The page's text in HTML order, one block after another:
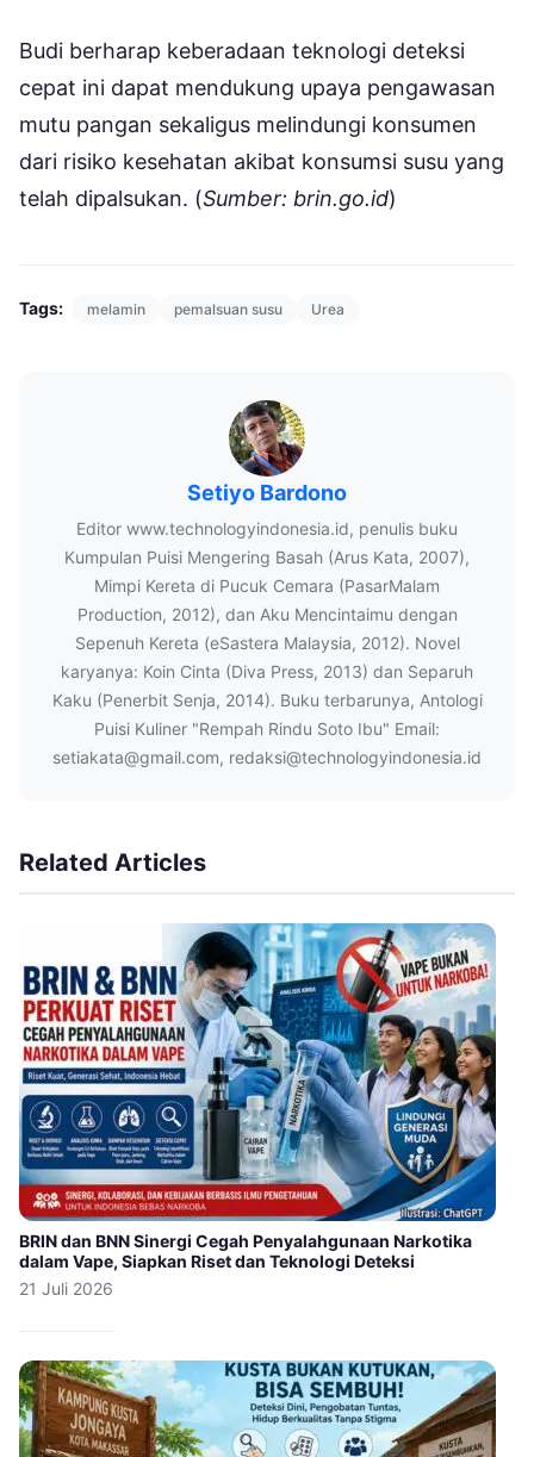
Budi berharap keberadaan teknologi deteksi
cepat ini dapat mendukung upaya pengawasan
mutu pangan sekaligus melindungi konsumen
dari risiko kesehatan akibat konsumsi susu yang
telah dipalsukan. (Sumber: brin.go.id)
Tags: melamin pemalsuan susu Urea
Setiyo Bardono
Editor www.technologyindonesia.id, penulis buku
Kumpulan Puisi Mengering Basah (Arus Kata, 2007),
Mimpi Kereta di Pucuk Cemara (PasarMalam
Production, 2012), dan Aku Mencintaimu dengan
Sepenuh Kereta (eSastera Malaysia, 2012). Novel
karyanya: Koin Cinta (Diva Press, 2013) dan Separuh
Kaku (Penerbit Senja, 2014). Buku terbarunya, Antologi
Puisi Kuliner "Rempah Rindu Soto Ibu" Email:
setiakata@gmail.com, redaksi@technologyindonesia.id
Related Articles
BRIN dan BNN Sinergi Cegah Penyalahgunaan Narkotika
dalam Vape, Siapkan Riset dan Teknologi Deteksi
21 Juli 2026